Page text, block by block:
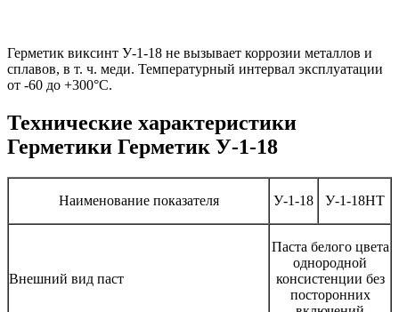
Герметик виксинт У-1-18 не вызывает коррозии металлов и
сплавов, в т. ч. меди. Температурный интервал эксплуатации
от -60 до +300°С.
Технические характеристики
Герметики Герметик У-1-18
Наименование показателя У-1-18 У-1-18НТ
Внешний вид паст
Паста белого цвета
однородной
консистенции без
посторонних